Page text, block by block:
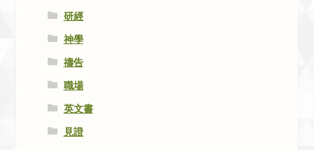
研經
神學
禱告
職場
英文書
見證